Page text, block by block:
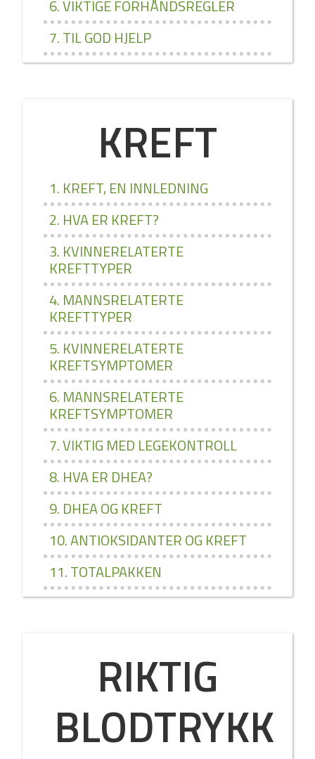
6. VIKTIGE FORHÅNDSREGLER
7. TIL GOD HJELP
KREFT
1. KREFT, EN INNLEDNING
2. HVA ER KREFT?
3. KVINNERELATERTE
KREFTTYPER
4. MANNSRELATERTE
KREFTTYPER
5. KVINNERELATERTE
KREFTSYMPTOMER
6. MANNSRELATERTE
KREFTSYMPTOMER
7. VIKTIG MED LEGEKONTROLL
8. HVA ER DHEA?
9. DHEA OG KREFT
10. ANTIOKSIDANTER OG KREFT
11. TOTALPAKKEN
RIKTIG
BLODTRYKK